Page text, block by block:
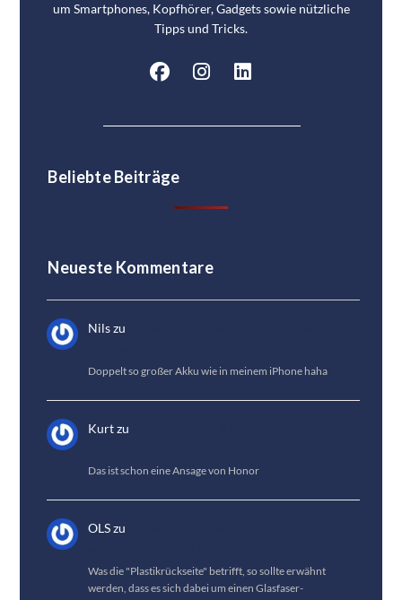
um Smartphones, Kopfhörer, Gadgets sowie nützliche
Tipps und Tricks.
Beliebte Beiträge
Neueste Kommentare
Nilszu
Doppelt so großer Akku wie in meinem iPhone haha
Kurtzu
Das ist schon eine Ansage von Honor
OLSzu
Was die "Plastikrückseite" betrifft, so sollte erwähnt
werden, dass es sich dabei um einen Glasfaser-